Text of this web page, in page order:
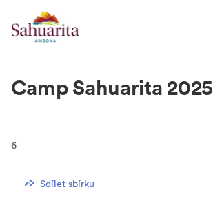
Camp Sahuarita 2025
6
Sdílet sbírku